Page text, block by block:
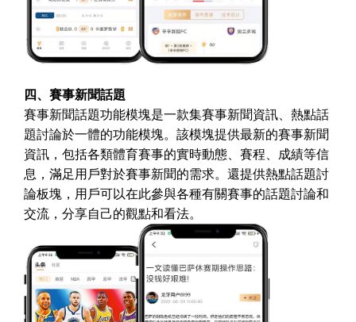
四、賽事新聞話題
賽事新聞話題功能模塊是一款集賽事新聞資訊、熱點話
題討論於一體的功能模塊。該模塊提供最新的賽事新聞
資訊，包括各類體育賽事的實時動態、賽程、成績等信
息，滿足用戶對於賽事新聞的需求。還提供熱點話題討
論板塊，用戶可以在此參與各種有關賽事的話題討論和
交流，分享自己的觀點和看法。